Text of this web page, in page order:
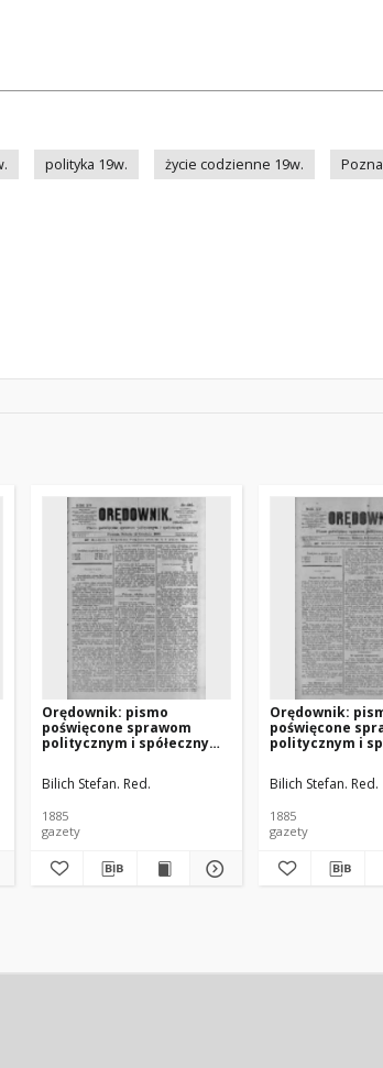
polityka 19w. życie codzienne 19w.
Orędownik: pismo
poświęcone sprawom
politycznym i spółecznym
Bilich Stefan. Red.
1885
gazety
Orędownik:
poświęcone
politycznym i
Bilich Stefan. Red.
1885
gazety